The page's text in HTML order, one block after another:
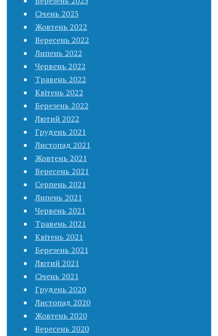
Січень 2023
Жовтень 2022
Вересень 2022
Липень 2022
Червень 2022
Травень 2022
Квітень 2022
Березень 2022
Лютий 2022
Грудень 2021
Листопад 2021
Жовтень 2021
Вересень 2021
Серпень 2021
Липень 2021
Червень 2021
Травень 2021
Квітень 2021
Березень 2021
Лютий 2021
Січень 2021
Грудень 2020
Листопад 2020
Жовтень 2020
Вересень 2020